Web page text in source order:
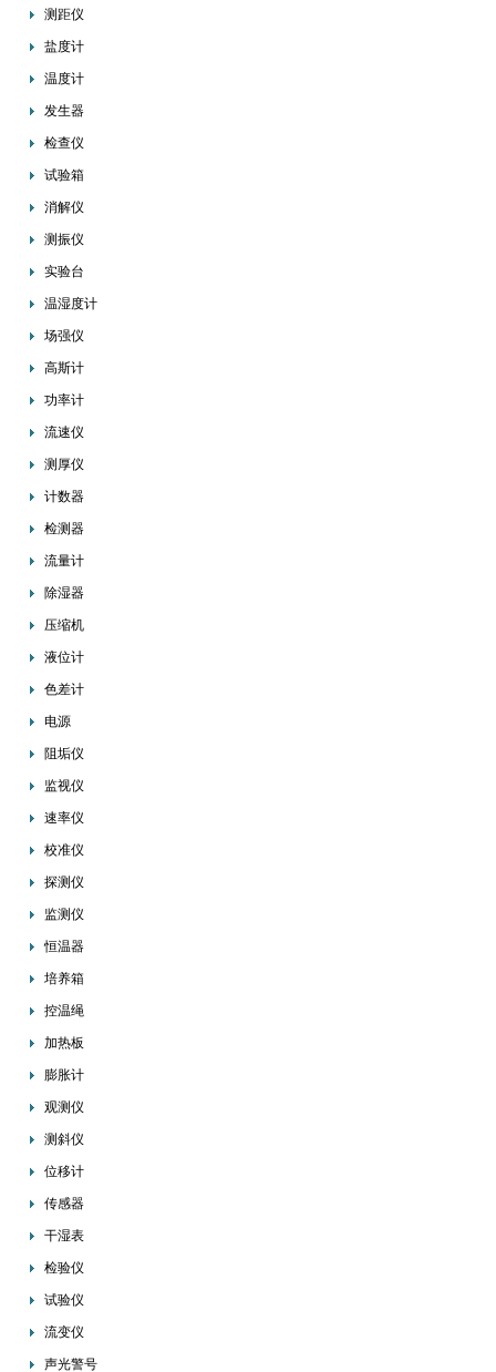
测距仪
盐度计
温度计
发生器
检查仪
试验箱
消解仪
测振仪
实验台
温湿度计
场强仪
高斯计
功率计
流速仪
测厚仪
计数器
检测器
流量计
除湿器
压缩机
液位计
色差计
电源
阻垢仪
监视仪
速率仪
校准仪
探测仪
监测仪
恒温器
培养箱
控温绳
加热板
膨胀计
观测仪
测斜仪
位移计
传感器
干湿表
检验仪
试验仪
流变仪
声光警号